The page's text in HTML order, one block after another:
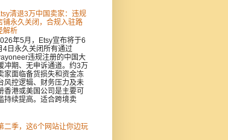
清退3万中国卖家：违规
铺永久关闭，合规入驻路
解析
年5月，Etsy宣布将于6
4日永久关闭所有通过
违规注册的中国大
冲期、无申诉通道。约3万
家面临备货损失和资金冻
风控逻辑、财务压力及未
香港或美国公司是主要可
持续提高。适合跨境卖
二季，这6个网站让你边玩